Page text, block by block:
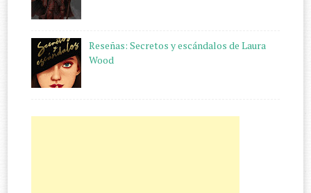
Reseñas: Secretos y escándalos de Laura
Wood